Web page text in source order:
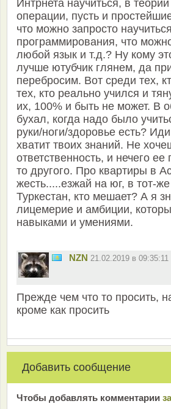
Интрнета научиться, в
операции, пусть и
что можно запросто
программирования, что
любой язык и т.д.? Ну кому
лучше ютубчик глянем, да
перебросим. Вот среди тех,
тех, кто реально учился и
их, 100% и быть не может. В
бухал, когда надо было
руки/ноги/здоровье есть?
хватит твоих знаний. Не
ответственность, и нечего
то другого. Про квартиры в
жесть.....езжай на юг, в тот-
Туркестан, кто мешает? А я
лицемерие и амбиции,
навыками и умениями.
NZN 21.02.2019 в 09:35:11
Прежде чем что то просить,
кроме как просить
Добавить сообщение
Чтобы добавлять комментарии